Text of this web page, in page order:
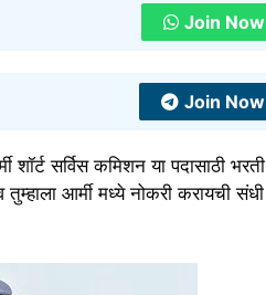
Join Now
Join Now
शॉर्ट सर्विस कमिशन या पदासाठी भरती
आर्मी मध्ये नोकरी करायची संधी